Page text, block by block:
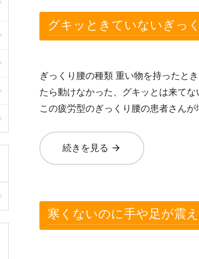
グキッときていないぎっ
ぎっくり腰の種類 重い物を持ったと
たら動けなかった、グキッとは来て
この疲労型のぎっくり腰の患者さん
続きを見る arrow_forward
寒くないのに手や足が震